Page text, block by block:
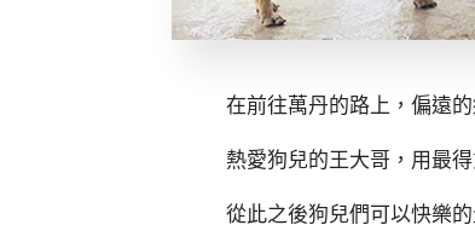
在前往萬丹的路上，偏遠
熱愛狗兒的王大哥，用最
從此之後狗兒們可以快樂